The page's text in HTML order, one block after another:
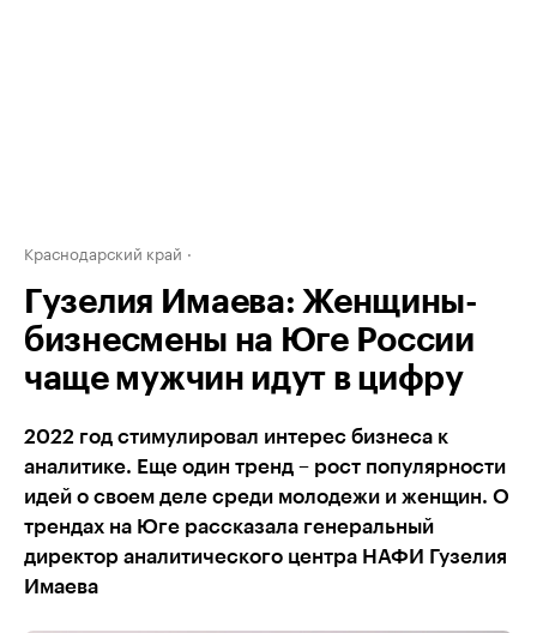
Краснодарский край
Гузелия Имаева: Женщины-
бизнесмены на Юге России
чаще мужчин идут в цифру
2022 год стимулировал интерес бизнеса к
аналитике. Еще один тренд – рост популярности
идей о своем деле среди молодежи и женщин. О
трендах на Юге рассказала генеральный
директор аналитического центра НАФИ Гузелия
Имаева